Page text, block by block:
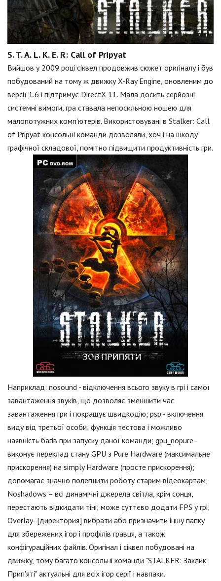
S. T. A. L. K. E. R: Call of Pripyat
Вийшов у 2009 році сіквел продовжив сюжет оригіналу і був
побудований на тому ж движку X-Ray Engine, оновленим до
версії 1.6 і підтримує DirectX 11. Мала досить серйозні
системні вимоги, гра ставала непосильною ношею для
малопотужних комп'ютерів. Використовувані в Stalker: Call
of Pripyat консольні команди дозволяли, хоч і на шкоду
графічної складової, помітно підвищити продуктивність гри.
Наприклад: nosound - відключення всього звуку в грі і самої
завантаження звуків, що дозволяє зменшити час
завантаження гри і покращує швидкодію; psp - включення
виду від третьої особи; функція тестова і можливо
наявність багів при запуску даної команди; gpu_nopure -
виконує переклад стану GPU з Pure Hardware (максимальне
прискорення) на simply Hardware (просте прискорення);
допомагає значно полегшити роботу старим відеокартам;
Noshadows – всі динамічні джерела світла, крім сонця,
перестають відкидати тіні; може суттєво додати FPS у грі;
Overlay -[директория] вибрати або призначити іншу папку
для збережених ігор і профілів гравця, а також
конфігураційних файлів. Оригінал і сіквел побудовані на
движку, тому багато консольні команди "STALKER: Заклик
Прип'яті" актуальні для всіх ігор серії і навпаки.